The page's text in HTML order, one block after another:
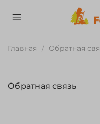
Главная Обратная
Обратная связь